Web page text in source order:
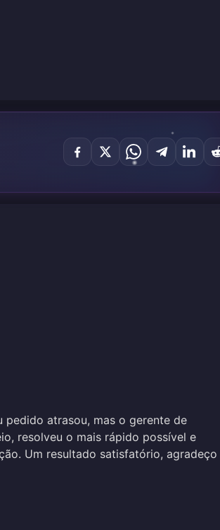
pedido atrasou, mas o gerente de
resolveu o mais rápido possível e
Um resultado satisfatório,